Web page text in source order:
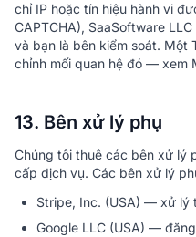
chỉ IP hoặc tín hiệu hành vi
CAPTCHA), SaaSoftware
và bạn là bên kiểm soát. Một
chỉnh mối quan hệ đó — xem
13. Bên xử lý phụ
Chúng tôi thuê các bên xử lý
cấp dịch vụ. Các bên xử lý
Stripe, Inc. (USA) — xử lý
Google LLC (USA) —